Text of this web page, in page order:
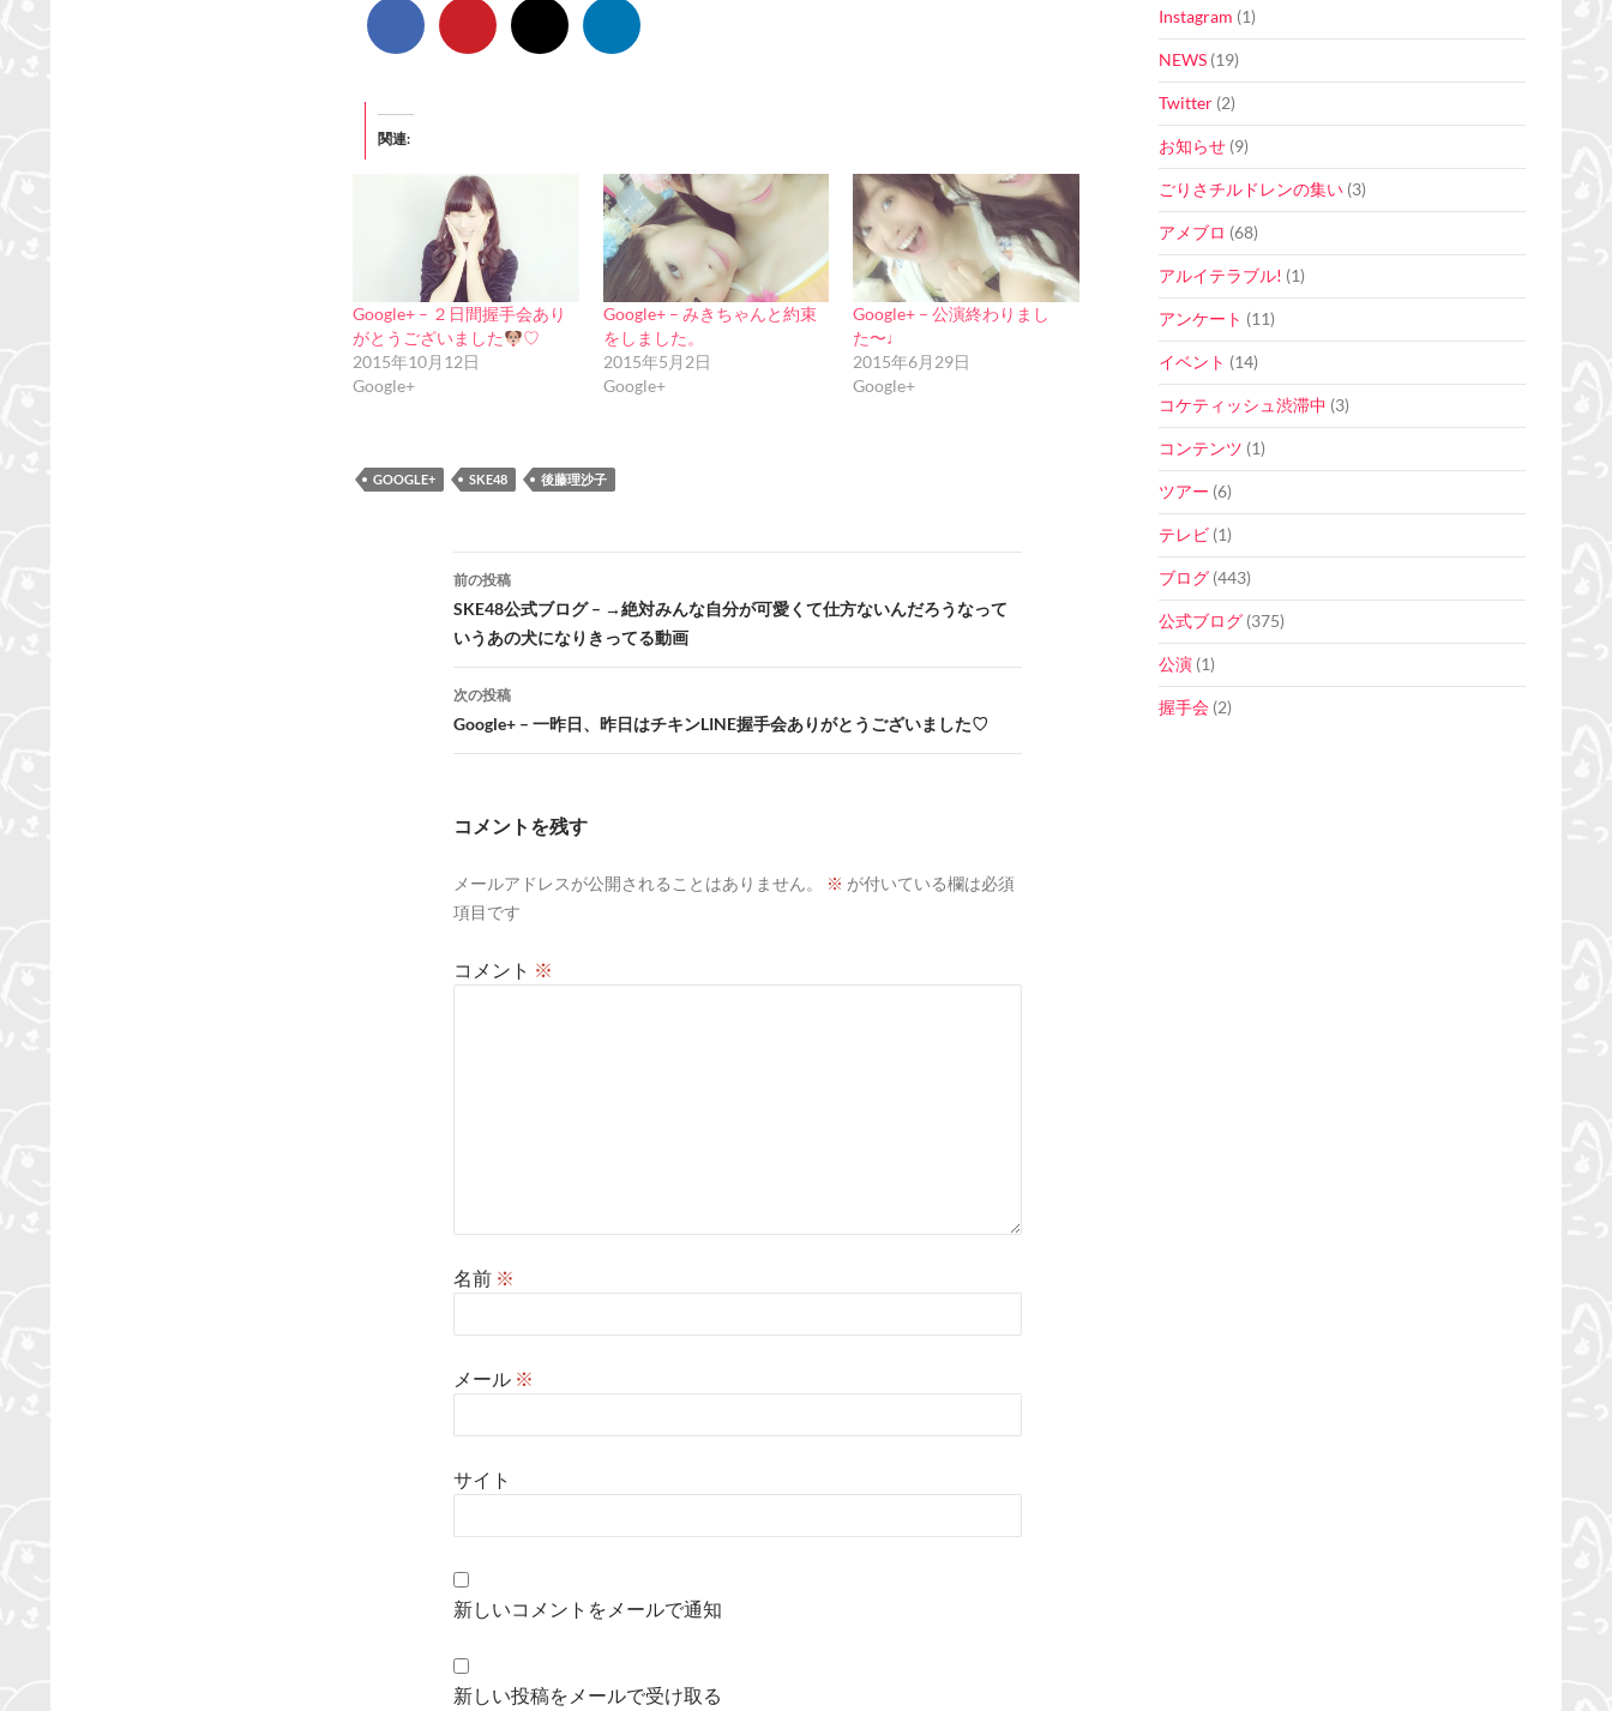
関連
Google+ – ２日間握手会あり
がとうございました
♡
2015年10月12日
Google+
Google+ – みきちゃんと約束
をしました。
2015年5月2日
Google+
Google+ – 公演終わりまし
た〜♩
2015年6月29日
Google+
GOOGLE+ SKE48 後藤理沙子
投
稿
ナ
ビ
ゲ
シ
ン
前の投稿
SKE48公式ブログ – →絶対みんな自分が可愛くて仕方ないんだろうなって
いうあの犬になりきってる動画
次の投稿
Google+ – 一昨日、昨日はチキンLINE握手会ありがとうございました♡
コメントを残す
メールアドレスが公開されることはありません。 ※ が付いている欄は必須
項目です
コメント ※
名前 ※
メール ※
サイト
新しいコメントをメールで通知
新しい投稿をメールで受け取る
Instagram (1)
NEWS (19)
Twitter (2)
お知らせ (9)
ごりさチルドレンの集い (3)
アメブロ (68)
アルイテラブル! (1)
アンケート (11)
イベント (14)
コケティッシュ渋滞中 (3)
コンテンツ (1)
ツアー (6)
テレビ (1)
ブログ (443)
公式ブログ (375)
公演 (1)
握手会 (2)